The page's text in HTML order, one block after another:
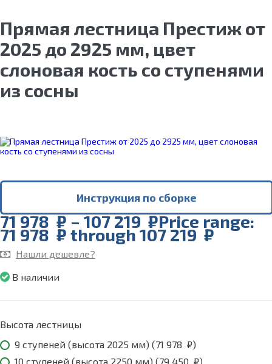
Прямая лестница Престиж от
2025 до 2925 мм, цвет
слоновая кость со ступенями
из сосны
Инструкция по сборке
71 978₽–107 219₽Price range:
71 978 ₽ through 107 219 ₽
Нашли дешевле?
В наличии
Высота лестницы
9 ступеней (высота 2025 мм) (71 978 ₽)
10 ступеней (высота 2250 мм) (79 450 ₽)